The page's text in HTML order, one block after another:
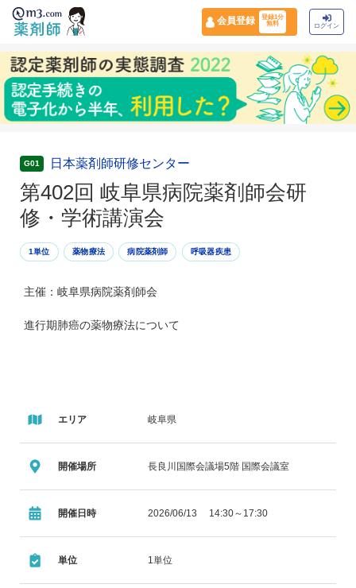
会員登録
登録1分
無料
ログイン
G01 日本薬剤師研修センター
第402回 岐阜県病院薬剤師会研
修・学術講演会
1単位 薬物療法 病院薬剤師 呼吸器疾患
主催：岐阜県病院薬剤師会
進行期肺癌の薬物療法について
エリア 岐阜県
開催場所 長良川国際会議場5階 国際会議室
開催日時 2026/06/13 14:30～17:30
単位 1単位